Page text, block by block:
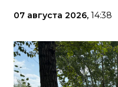
07 августа 2026, 14:38